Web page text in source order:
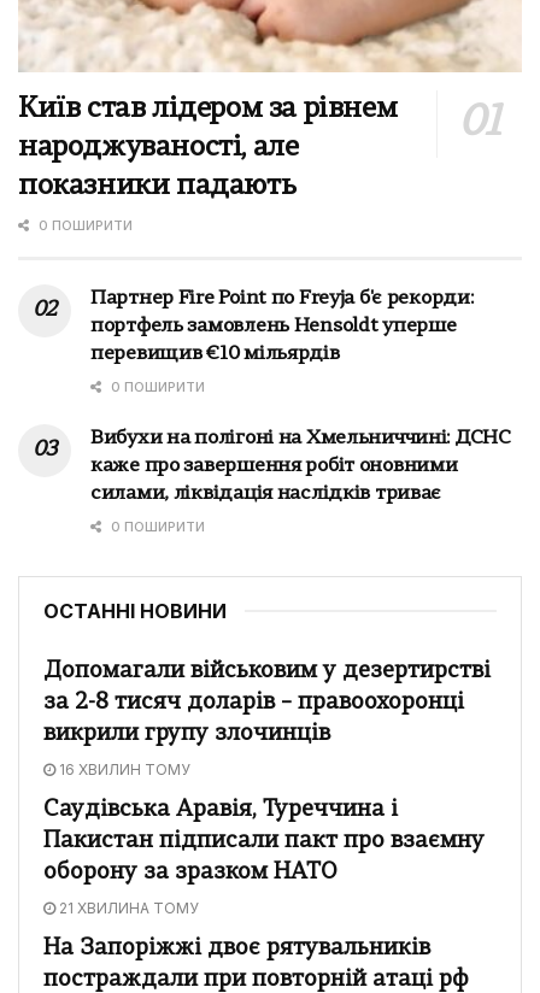
Київ став лідером за рівнем
народжуваності, але
показники падають
0 ПОШИРИТИ
Партнер Fire Point по Freyja б'є рекорди:
портфель замовлень Hensoldt уперше
перевищив €10 мільярдів
0 ПОШИРИТИ
Вибухи на полігоні на Хмельниччині: ДСНС
каже про завершення робіт оновними
силами, ліквідація наслідків триває
0 ПОШИРИТИ
ОСТАННІ НОВИНИ
Допомагали військовим у дезертирстві
за 2-8 тисяч доларів – правоохоронці
викрили групу злочинців
16 ХВИЛИН ТОМУ
Саудівська Аравія, Туреччина і
Пакистан підписали пакт про взаємну
оборону за зразком НАТО
21 ХВИЛИНА ТОМУ
На Запоріжжі двоє рятувальників
постраждали при повторній атаці рф